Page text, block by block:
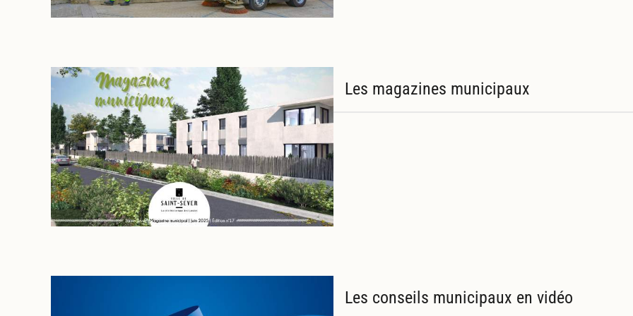
Les magazines municipaux
Les conseils municipaux en vidéo